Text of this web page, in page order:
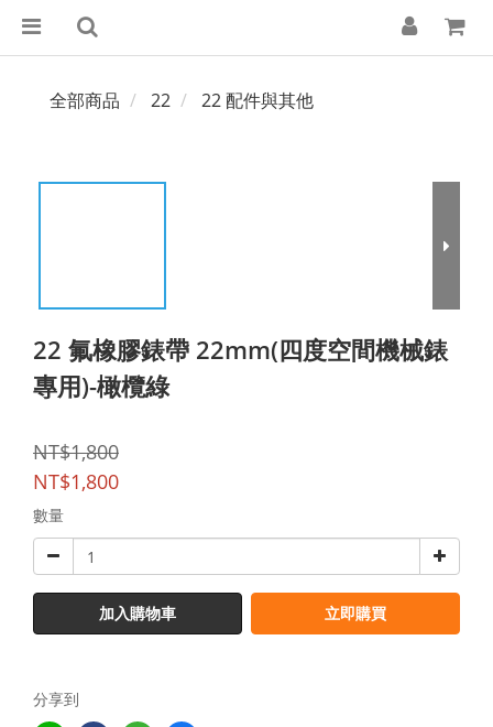
全部商品 22 22 配件與其他
22 氟橡膠錶帶 22mm(四度空間機械錶
專用)-橄欖綠
NT$1,800
NT$1,800
數量
加入購物車 立即購買
分享到